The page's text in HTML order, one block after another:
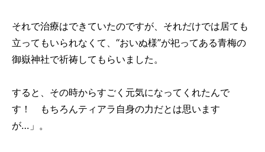
それで治療はできていたのですが、それだけでは居ても
立ってもいられなくて、“おいぬ様”が祀ってある青梅の
御嶽神社で祈祷してもらいました。
すると、その時からすごく元気になってくれたんで
す！ もちろんティアラ自身の力だとは思います
が…」。